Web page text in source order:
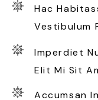
Hac
Vestibulum
Imperdiet
Elit Mi Sit
Accumsan